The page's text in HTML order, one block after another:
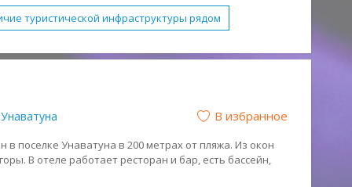
из основного корпуса и комплекса шале.
туристической инфраструктуры рядом
Полупансион (HB)
Активный отдых
отдых
Спокойный отдых
Унаватуна В избранное
в поселке Унаватуна в 200 метрах от пляжа. Из окон
В отеле работает ресторан и бар, есть бассейн,